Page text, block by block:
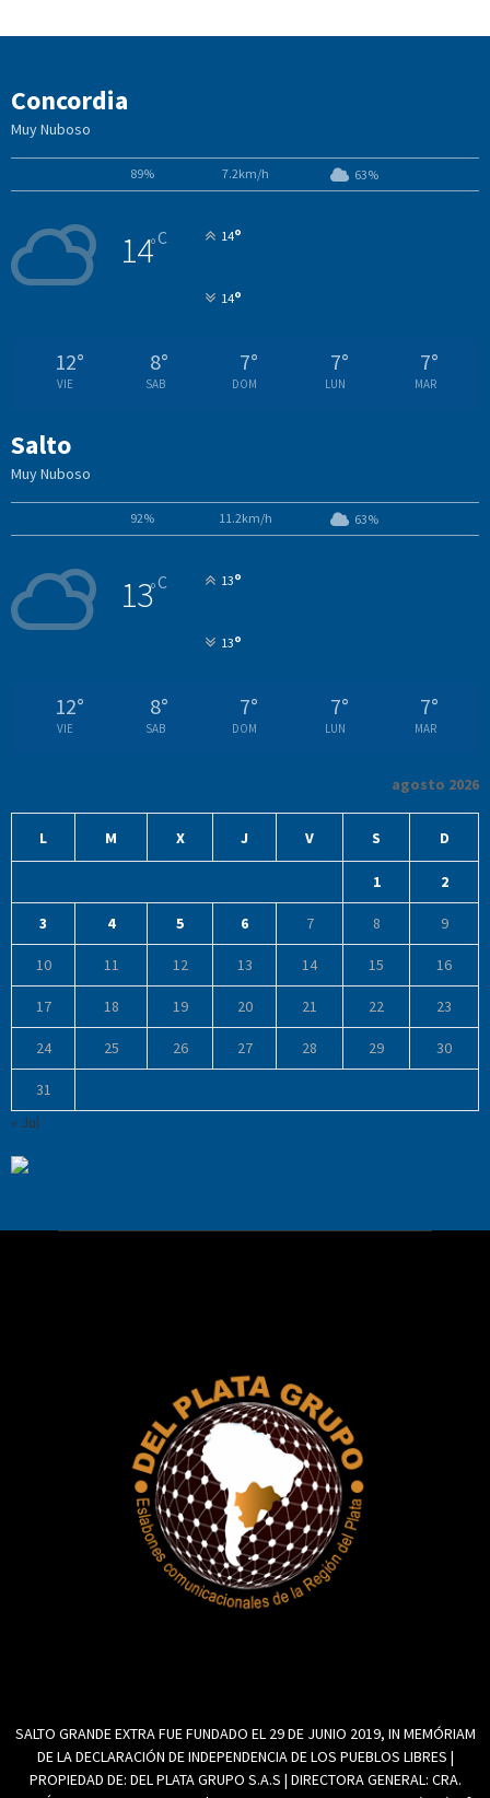
Concordia
Muy Nuboso
89% 7.2km/h 63%
14°C 14°
14°
12°
VIE
8°
SAB
7°
DOM
7°
LUN
7°
MAR
Salto
Muy Nuboso
92% 11.2km/h 63%
13°C 13°
13°
12°
VIE
8°
SAB
7°
DOM
7°
LUN
7°
MAR
agosto 2026
L M X J V S D
1 2
3 4 5 6 7 8 9
10 11 12 13 14 15 16
17 18 19 20 21 22 23
24 25 26 27 28 29 30
31
« Jul
SALTO GRANDE EXTRA FUE FUNDADO EL 29 DE JUNIO 2019, IN MEMÓRIAM
DE LA DECLARACIÓN DE INDEPENDENCIA DE LOS PUEBLOS LIBRES |
PROPIEDAD DE: DEL PLATA GRUPO S.A.S | DIRECTORA GENERAL: CRA.